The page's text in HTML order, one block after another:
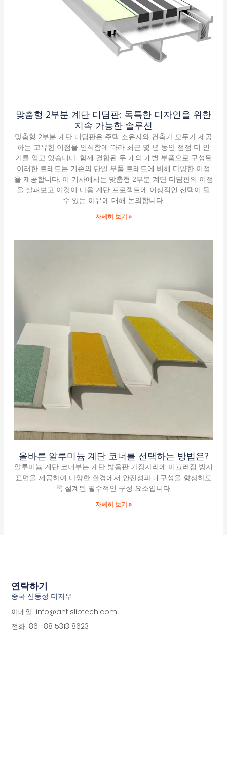
맞춤형 2부분 계단 디딤판: 독특한 디자인을 위한
지속 가능한 솔루션
맞춤형 2부분 계단 디딤판은 주택 소유자와 건축가 모두가 제공
하는 고유한 이점을 인식함에 따라 최근 몇 년 동안 점점 더 인
기를 얻고 있습니다. 함께 결합된 두 개의 개별 부품으로 구성된
이러한 트레드는 기존의 단일 부품 트레드에 비해 다양한 이점
을 제공합니다. 이 기사에서는 맞춤형 2부분 계단 디딤판의 이점
을 살펴보고 이것이 다음 계단 프로젝트에 이상적인 선택이 될
수 있는 이유에 대해 논의합니다.
자세히 보기 »
올바른 알루미늄 계단 코너를 선택하는 방법은?
알루미늄 계단 코너부는 계단 밟음판 가장자리에 미끄러짐 방지
표면을 제공하여 다양한 환경에서 안전성과 내구성을 향상하도
록 설계된 필수적인 구성 요소입니다.
자세히 보기 »
연락하기
중국 산둥성 더저우
이메일: info@antisliptech.com
전화: 86-188 5313 8623